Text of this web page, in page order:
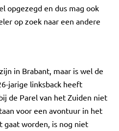
opgezegd en dus mag ook
op zoek naar een andere
in Brabant, maar is wel de
jarige linksback heeft
de Parel van het Zuiden niet
voor een avontuur in het
gaat worden, is nog niet